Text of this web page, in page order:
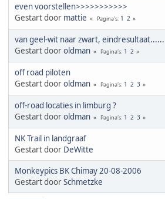
even voorstellen>>>>>>>>>>>
Gestart door mattie Pagina's 1 2
van geel-wit naar zwart, eindresultaat......
Gestart dooroldman Pagina's 1 2
off road piloten
Gestart dooroldman Pagina's 1 2 3
off-road locaties in limburg ?
Gestart dooroldman Pagina's 1 2 3
NK Trail in landgraaf
Gestart door DeWitte
Monkeypics BK Chimay 20-08-2006
Gestart doorSchmetzke